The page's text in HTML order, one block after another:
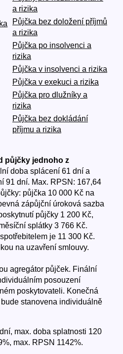
a rizika
Půjčka bez doložení příjmů
a rizika
Půjčka po insolvenci a
rizika
Půjčka v insolvenci a rizika
Půjčka v exekuci a rizika
Půjčka pro dlužníky a
rizika
Půjčka bez dokládání
příjmu a rizika
půjčky jednoho z
doba splácení 61 dní a
91 dní. Max. RPSN: 167,64
půjčka 10 000 Kč na
zápůjční úroková sazba
půjčky 1 200 Kč,
splátky 3 766 Kč.
je 11 300 Kč.
na uzavření smlouvy.
agregátor půjček. Finální
posouzení
poskytovateli. Konečná
stanovena individuálně
max. doba splatnosti 120
max. RPSN 1142%.